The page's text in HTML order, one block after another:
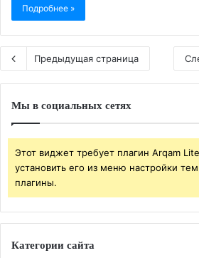
Подробнее »
Предыдущая страница
Мы в социальных сетях
Этот виджет требует плагин Arqam
установить его из меню настройки
плагины.
Категории сайта